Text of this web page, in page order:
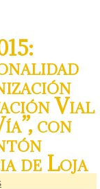
Vial
con
de Loja